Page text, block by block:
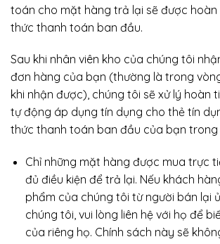
toán cho mặt hàng trả lại sẽ được hoàn
thức thanh toán ban đầu.
Sau khi nhân viên kho của chúng tôi
đơn hàng của bạn (thường là trong
khi nhận được), chúng tôi sẽ xử lý hoàn
tự động áp dụng tín dụng cho thẻ tín
thức thanh toán ban đầu của bạn trong
Chỉ những mặt hàng được mua trực
đủ điều kiện để trả lại. Nếu khách
phẩm của chúng tôi từ người bán lại
chúng tôi, vui lòng liên hệ với họ để
của riêng họ. Chính sách này sẽ